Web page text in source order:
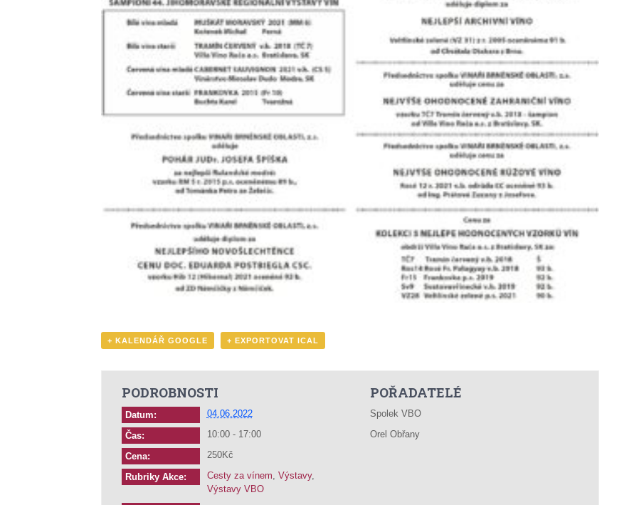
+ KALENDÁŘ GOOGLE + EXPORTOVAT ICAL
PODROBNOSTI
Datum: 04.06.2022
Čas: 10:00 - 17:00
Cena: 250Kč
Rubriky Akce: Cesty za vínem Výstavy,
Výstavy VBO
POŘADATELÉ
Spolek VBO
Orel Obřany